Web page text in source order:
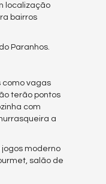
localização
bairros
Paranhos.
como vagas
terão pontos
com
a
moderno
salão de